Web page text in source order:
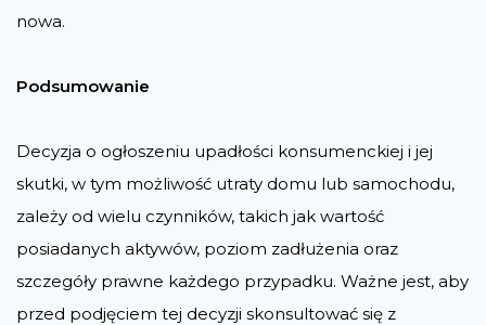
nowa​​.
Podsumowanie
Decyzja o ogłoszeniu upadłości konsumenckiej i jej
skutki, w tym możliwość utraty domu lub samochodu,
zależy od wielu czynników, takich jak wartość
posiadanych aktywów, poziom zadłużenia oraz
szczegóły prawne każdego przypadku. Ważne jest, aby
przed podjęciem tej decyzji skonsultować się z